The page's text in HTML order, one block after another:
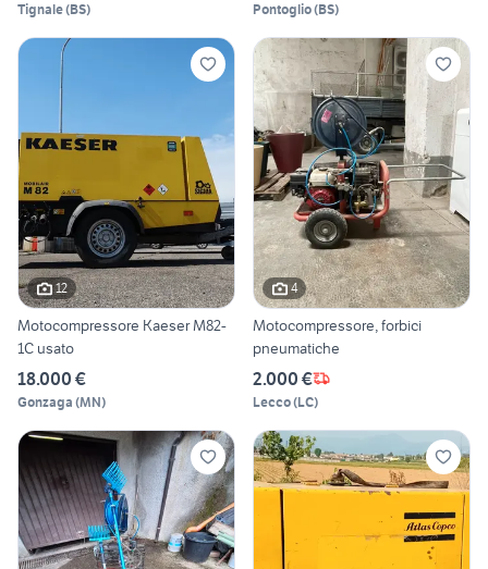
Tignale(BS) Pontoglio(BS)
12
Motocompressore Kaeser M82-
1C usato
18.000 €
Gonzaga (MN)
4
Motocompressore, forbici
pneumatiche
2.000 €
Lecco(LC)